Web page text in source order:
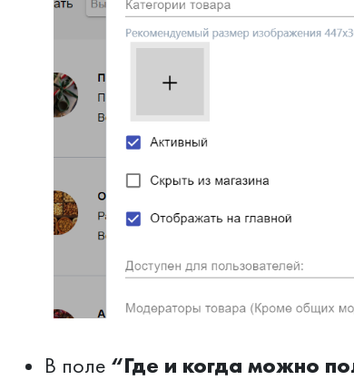
В поле “Где и когда можно